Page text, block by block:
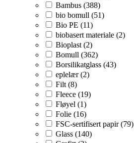
Bambus (388)
bio bomull (51)
Bio PE (11)
biobasert materiale (2)
Bioplast (2)
Bomull (362)
Borsilikatglass (43)
eplelær (2)
Filt (8)
Fleece (19)
Fløyel (1)
Folie (16)
FSC-sertifisert papir (79)
Glass (140)